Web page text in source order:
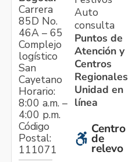
Carrera
85D No.
46A – 65
Complejo
logístico
San
Cayetano
Horario:
8:00 a.m. –
4:00 p.m.
Código
Postal:
111071
Auto
consulta
Puntos de
Atención y
Centros
Regionales
Unidad en
línea
Centro
de
relevo